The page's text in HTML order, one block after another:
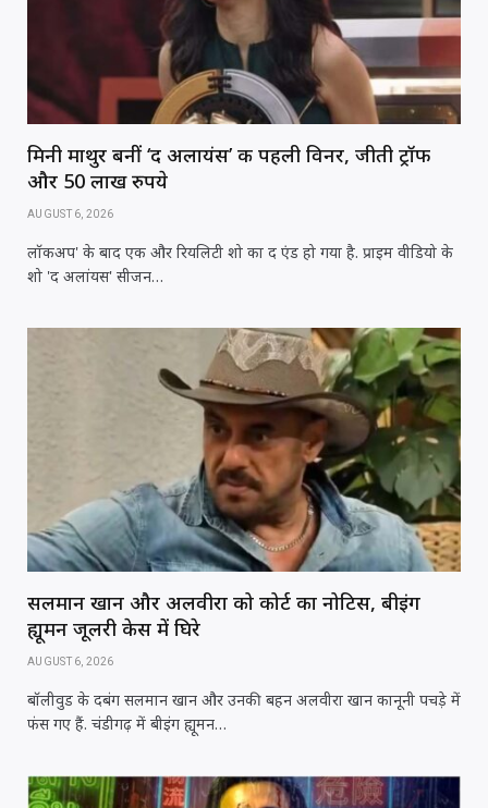
मिनी माथुर बनीं ‘द अलायंस’ की पहली विनर, जीती ट्रॉफी
और 50 लाख रुपये
AUGUST 6, 2026
लॉकअप' के बाद एक और रियलिटी शो का द एंड हो गया है. प्राइम वीडियो के
शो 'द अलांयस' सीजन…
सलमान खान और अलवीरा को कोर्ट का नोटिस, बीइंग
ह्यूमन जूलरी केस में घिरे
AUGUST 6, 2026
बॉलीवुड के दबंग सलमान खान और उनकी बहन अलवीरा खान कानूनी पचड़े में
फंस गए हैं. चंडीगढ़ में बीइंग ह्यूमन…